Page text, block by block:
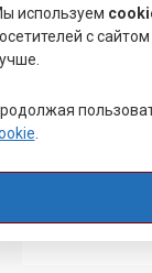
используем
с